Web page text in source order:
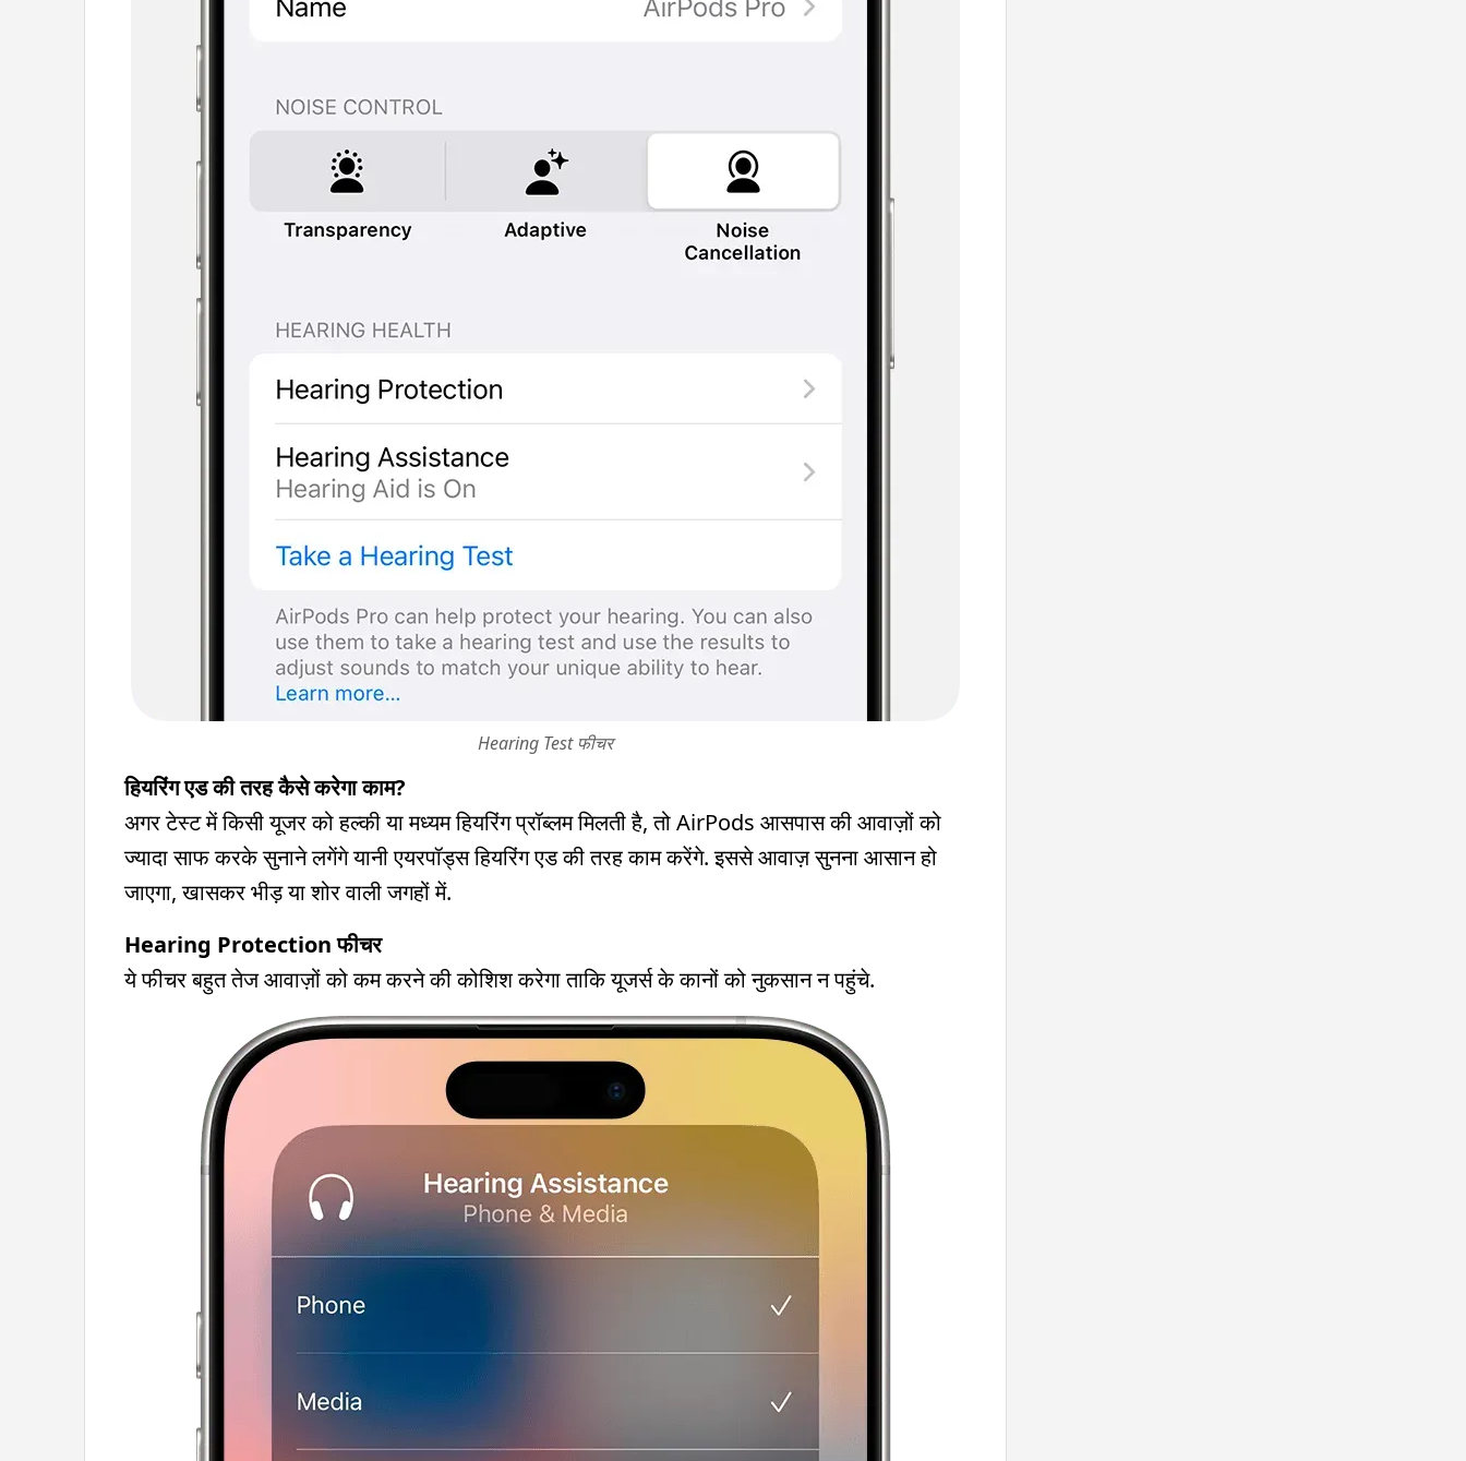
Hearing Test फीचर
हियरिंग एड की तरह कैसे करेगा काम?
अगर टेस्ट में किसी यूजर को हल्की या मध्यम हियरिंग प्रॉब्लम मिलती है, तो AirPods आसपास की आवाज़ों को
ज्यादा साफ करके सुनाने लगेंगे यानी एयरपॉड्स हियरिंग एड की तरह काम करेंगे. इससे आवाज़ सुनना आसान हो
जाएगा, खासकर भीड़ या शोर वाली जगहों में.
Hearing Protection फीचर
ये फीचर बहुत तेज आवाज़ों को कम करने की कोशिश करेगा ताकि यूजर्स के कानों को नुकसान न पहुंचे.